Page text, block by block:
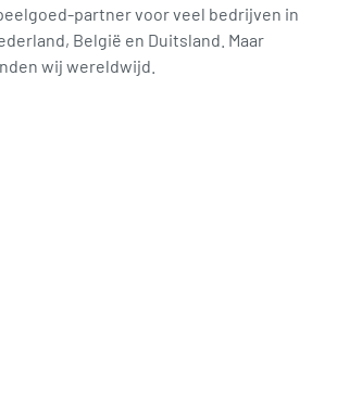
partner voor veel bedrijven in
België en Duitsland. Maar
wij wereldwijd.